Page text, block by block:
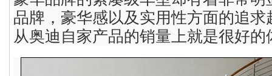
品牌，豪华感以及实用性方面的追
从奥迪自家产品的销量上就是很好的